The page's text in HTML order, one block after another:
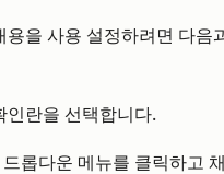
을 사용 설정하려면 다음
인란을 선택합니다.
드롭다운 메뉴를 클릭하고